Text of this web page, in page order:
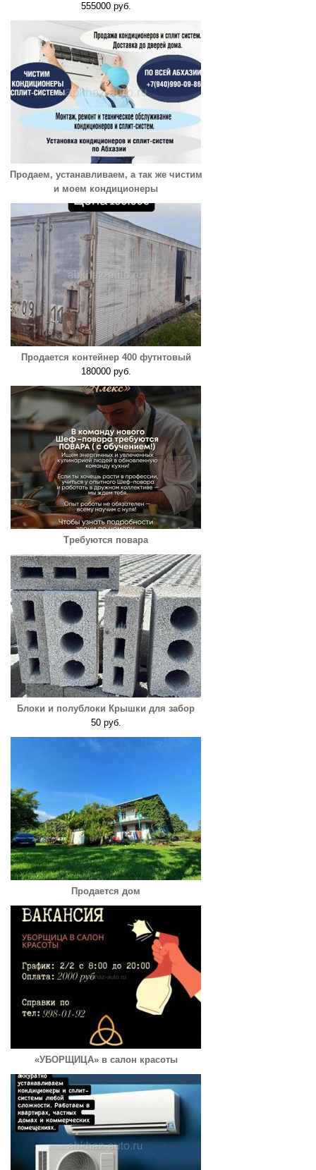
555000 руб.
Продаем, устанавливаем, а так же чистим
и моем кондиционеры
Продается контейнер 400 футнтовый
180000 руб.
Требуются повара
Блоки и полублоки Крышки для забор
50 руб.
Продается дом
«УБОРЩИЦА» в салон красоты